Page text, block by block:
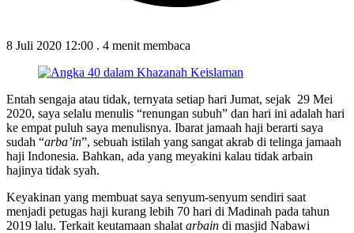
8 Juli 2020 12:00 . 4 menit membaca
Entah sengaja atau tidak, ternyata setiap hari Jumat, sejak 29 Mei
2020, saya selalu menulis “renungan subuh” dan hari ini adalah hari
ke empat puluh saya menulisnya. Ibarat jamaah haji berarti saya
sudah “arba’in”, sebuah istilah yang sangat akrab di telinga jamaah
haji Indonesia. Bahkan, ada yang meyakini kalau tidak arbain
hajinya tidak syah.
Keyakinan yang membuat saya senyum-senyum sendiri saat
menjadi petugas haji kurang lebih 70 hari di Madinah pada tahun
2019 lalu. Terkait keutamaan shalat arbain di masjid Nabawi